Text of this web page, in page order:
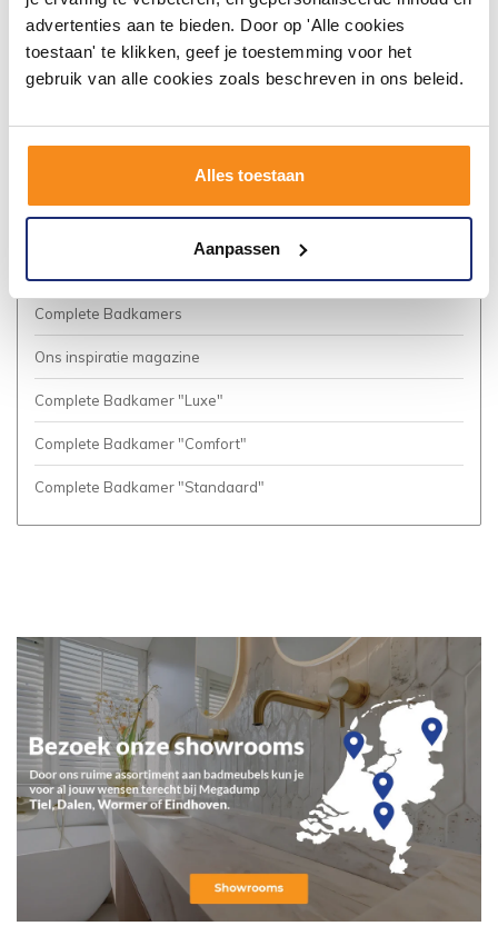
advertenties aan te bieden. Door op 'Alle cookies
toestaan' te klikken, geef je toestemming voor het
gebruik van alle cookies zoals beschreven in ons beleid.
Alles toestaan
Aanpassen
Algemene voorwaarden
Vacatures
Complete Badkamers
Ons inspiratie magazine
Complete Badkamer "Luxe"
Complete Badkamer "Comfort"
Complete Badkamer "Standaard"